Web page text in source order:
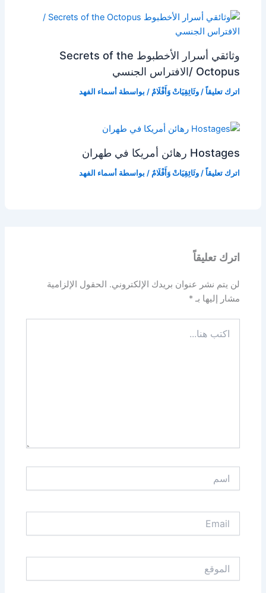
وثائقي أسرار الأخطبوط Secrets of the
Octopus /الافتراس الجنسي
اترك تعليقاً /وثَائِقِيَاتْ وَأَفْلَامٌ / بواسطة أسماء الفهد
Hostages رهائن أمريكا في طهران
اترك تعليقاً /وثَائِقِيَاتْ وَأَفْلَامٌ / بواسطة أسماء الفهد
اترك تعليقاً
لن يتم نشر عنوان بريدك الإلكتروني. الحقول الإلزامية
مشار إليها بـ*
هنا...